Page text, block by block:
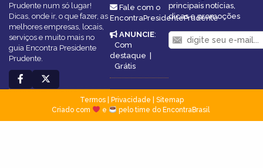
Prudente num só lugar!
Dicas, onde ir, o que fazer, as
melhores empresas, locais,
serviços e muito mais no
guia Encontra Presidente
Prudente.
Fale com o
EncontraPresidentePrudente
ANUNCIE:
Com
destaque |
Grátis
principais notícias,
dicas e promoções
Termos| Privacidade
Sitemap
Criado com
e pelo time do EncontraBrasil